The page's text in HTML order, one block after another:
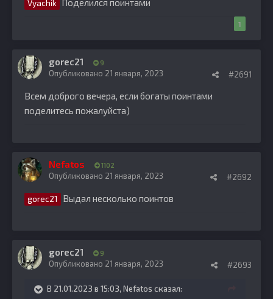
Vyachik Поделился поинтами
1
gorec21 9
#2691
Опубликовано 21 января, 2023
Всем доброго вечера, если богаты поинтами
поделитесь пожалуйста)
Nefatos 1102
#2692
Опубликовано 21 января, 2023
gorec21 Выдал несколько поинтов
gorec21 9
#2693
Опубликовано 21 января, 2023
В 21.01.2023 в 15:03, Nefatos сказал: